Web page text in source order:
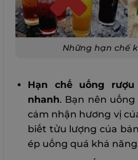
Những hạn chế
Hạn chế uống
nhanh. Bạn nên
cảm nhận hương vị
biết tửu lượng của
ép uống quá khả